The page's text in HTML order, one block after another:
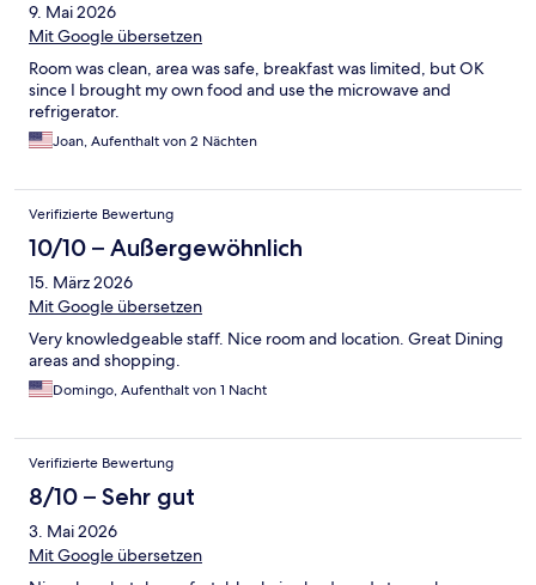
9. Mai 2026
Mit Google übersetzen
Room was clean, area was safe, breakfast was limited, but OK
since I brought my own food and use the microwave and
refrigerator.
Joan, Aufenthalt von 2 Nächten
Verifizierte Bewertung
10/10 – Außergewöhnlich
15. März 2026
Mit Google übersetzen
Very knowledgeable staff. Nice room and location. Great Dining
areas and shopping.
Domingo, Aufenthalt von 1 Nacht
Verifizierte Bewertung
8/10 – Sehr gut
3. Mai 2026
Mit Google übersetzen